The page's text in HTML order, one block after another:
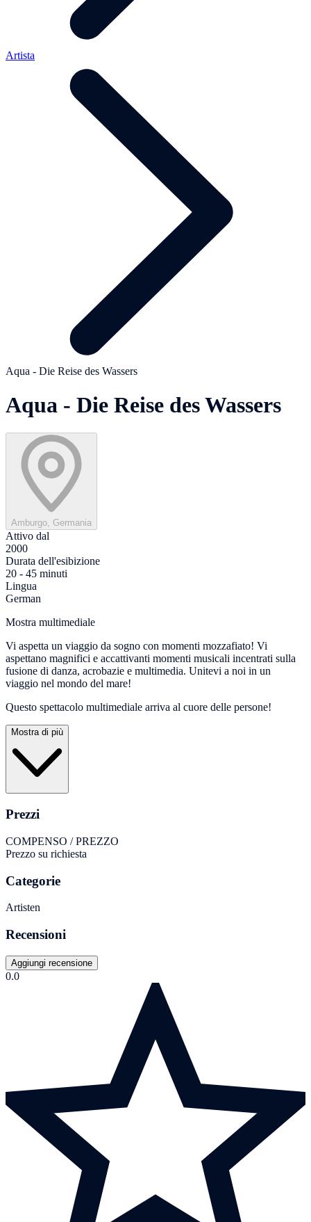
Artista
Aqua - Die Reise des Wassers
Aqua - Die Reise des Wassers
Amburgo, Germania
Attivo dal
2000
Durata dell'esibizione
20 - 45 minuti
Lingua
German
Mostra multimediale
Vi aspetta un viaggio da sogno con momenti mozzafiato! Vi
aspettano magnifici e accattivanti momenti musicali incentrati sulla
fusione di danza, acrobazie e multimedia. Unitevi a noi in un
viaggio nel mondo del mare!
Questo spettacolo multimediale arriva al cuore delle persone!
Mostra di più
Prezzi
COMPENSO / PREZZO
Prezzo su richiesta
Categorie
Artisten
Recensioni
Aggiungi recensione
0.0